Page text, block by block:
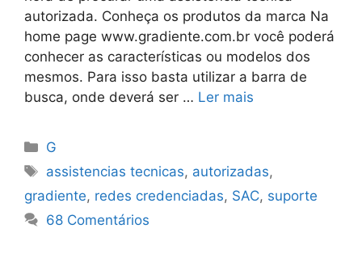
autorizada. Conheça os produtos da marca Na
home page www.gradiente.com.br você poderá
conhecer as características ou modelos dos
mesmos. Para isso basta utilizar a barra de
busca, onde deverá ser … Ler mais
Categorias
G
Tags
assistencias tecnicas, autorizadas,
gradiente, redes credenciadas, SAC, suporte
68 Comentários